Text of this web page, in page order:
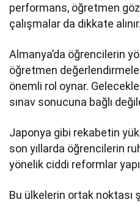
performans, öğretmen
çalışmalar da dikkate alınır.
Almanya’da öğrencilerin
öğretmen
önemli rol oynar.
sınav sonucuna bağlı
Japonya gibi rekabetin
son yıllarda öğrencilerin
yönelik ciddi reformlar
Bu ülkelerin ortak noktası